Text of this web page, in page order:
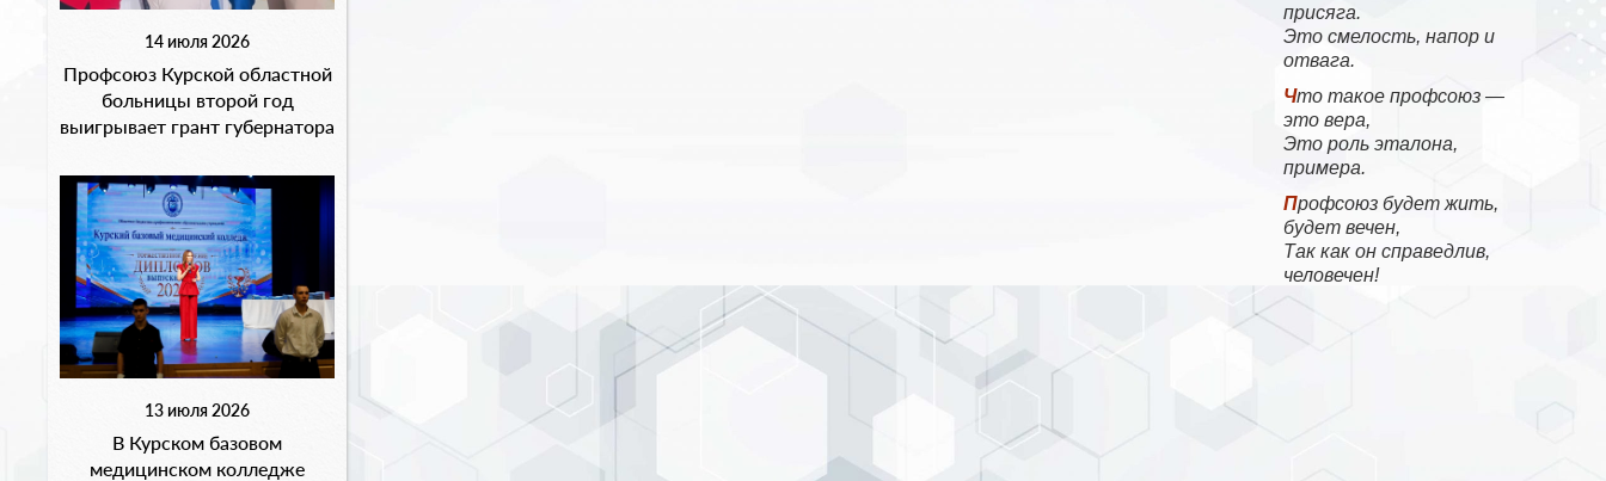
14 июля 2026
Профсоюз Курской областной
больницы второй год
выигрывает грант губернатора
13 июля 2026
В Курском базовом
медицинском колледже
присяга.
Это смелость, напор и
отвага.
Что такое профсоюз —
это вера,
Это роль эталона,
примера.
Профсоюз будет жить,
будет вечен,
Так как он справедлив,
человечен!